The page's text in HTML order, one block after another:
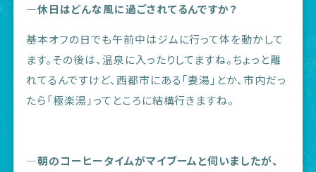
―休日はどんな風に過ごされてるんですか？
基本オフの日でも午前中はジムに行って体を動かして
ます。その後は、温泉に入ったりしてますね。ちょっと離
れてるんですけど、西都市にある「妻湯」とか、市内だっ
たら「極楽湯」ってところに結構行きますね。
―朝のコーヒータイムがマイブームと伺いましたが、